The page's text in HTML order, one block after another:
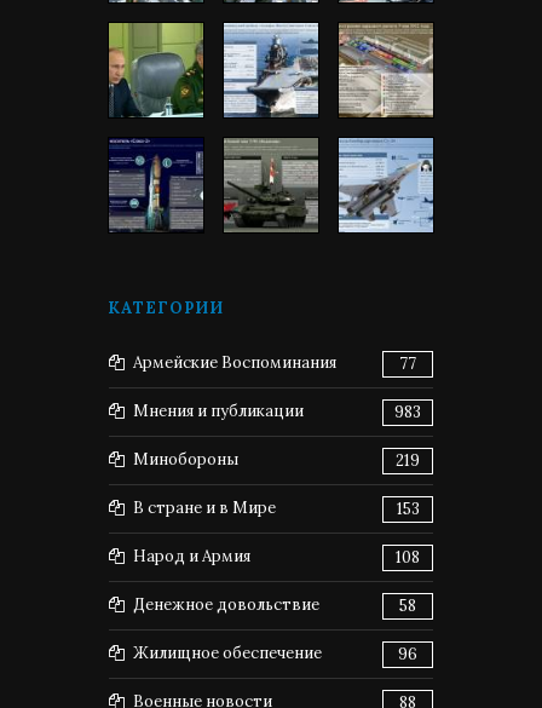
КАТЕГОРИИ
Армейские Воспоминания 77
Мнения и публикации 983
Минобороны 219
В стране и в Мире 153
Народ и Армия 108
Денежное довольствие 58
Жилищное обеспечение 96
Военные новости 88